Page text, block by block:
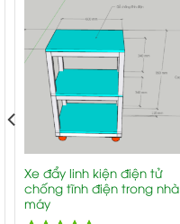
Xe đẩy linh kiện điện tử
chống tĩnh điện trong nhà
máy